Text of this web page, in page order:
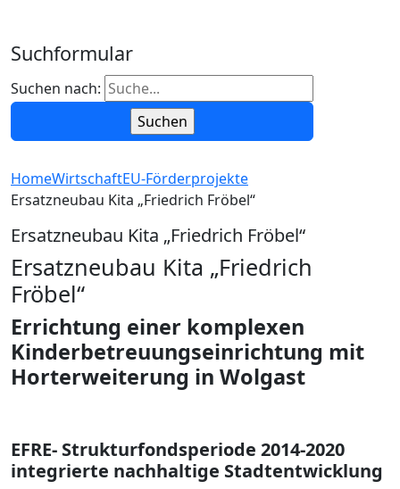
Suchformular
Suchen nach:
Ersatzneubau Kita „Friedrich Fröbel“
HomeWirtschaftEU-Förderprojekte
Ersatzneubau Kita „Friedrich Fröbel“
Ersatzneubau Kita „Friedrich
Fröbel“
Errichtung einer komplexen
Kinderbetreuungseinrichtung mit
Horterweiterung in Wolgast
EFRE- Strukturfondsperiode 2014-2020
integrierte nachhaltige Stadtentwicklung